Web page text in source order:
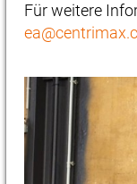
Für weitere